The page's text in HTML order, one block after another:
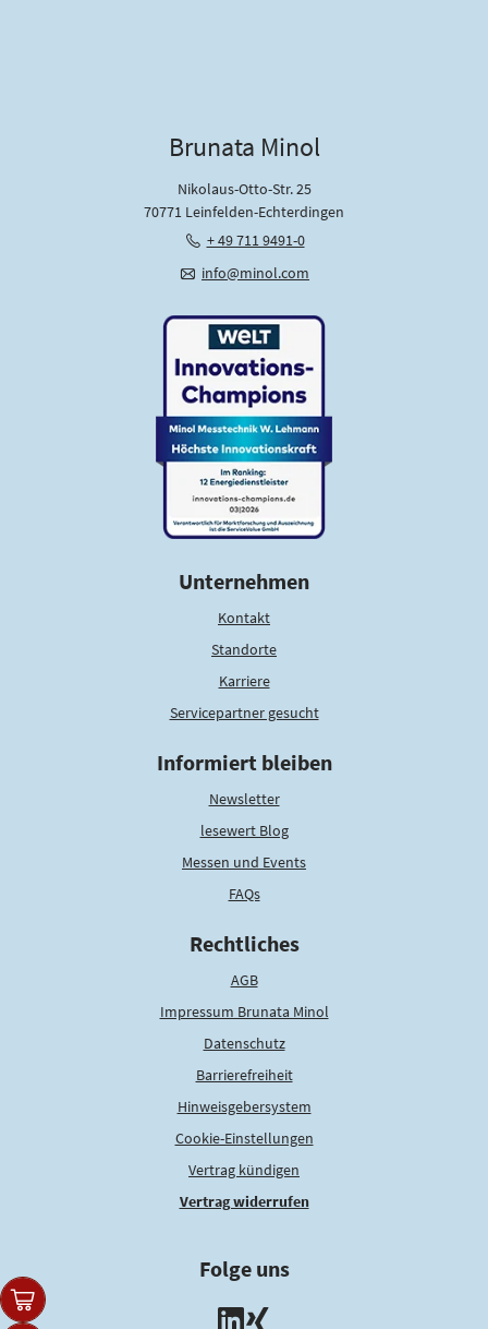
Brunata Minol
Nikolaus-Otto-Str. 25
70771 Leinfelden-Echterdingen
+ 49 711 9491-0
info@minol.com
Unternehmen
Kontakt
Standorte
Karriere
Servicepartner gesucht
Informiert bleiben
Newsletter
lesewert Blog
Messen und Events
FAQs
Rechtliches
AGB
Impressum Brunata Minol
Datenschutz
Barrierefreiheit
Hinweisgebersystem
Cookie-Einstellungen
Vertrag kündigen
Vertrag widerrufen
Folge uns